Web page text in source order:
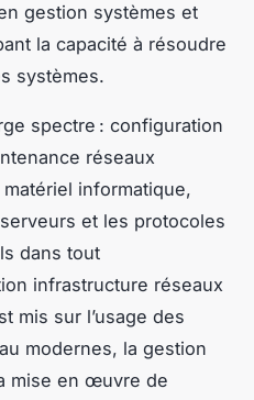
gestion systèmes et
la capacité à résoudre
systèmes.
spectre : configuration
réseaux
informatique,
et les protocoles
dans tout
infrastructure réseaux
mis sur l’usage des
modernes, la gestion
mise en œuvre de